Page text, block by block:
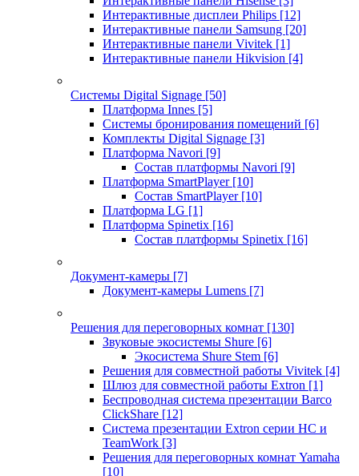
Интерактивные дисплеи Philips [12]
Интерактивные панели Samsung [20]
Интерактивные панели Vivitek [1]
Интерактивные панели Hikvision [4]
Системы Digital Signage [50]
Платформа Innes [5]
Системы бронирования помещений [6]
Комплекты Digital Signage [3]
Платформа Navori [9]
Состав платформы Navori [9]
Платформа SmartPlayer [10]
Состав SmartPlayer [10]
Платформа LG [1]
Платформа Spinetix [16]
Состав платформы Spinetix [16]
Документ-камеры [7]
Документ-камеры Lumens [7]
Решения для переговорных комнат [130]
Звуковые экосистемы Shure [6]
Экосистема Shure Stem [6]
Решения для совместной работы Vivitek [4]
Шлюз для совместной работы Extron [1]
Беспроводная система презентации Barco
ClickShare [12]
Система презентации Extron серии HC и
TeamWork [3]
Решения для переговорных комнат Yamaha
[10]